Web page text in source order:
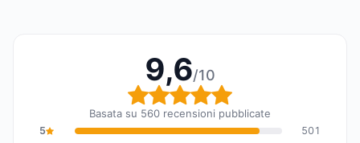
9,6/10
Valutazione globale:
Basata su 560 recensioni pubblicate
5
501